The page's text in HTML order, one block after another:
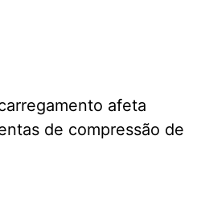
afeta
de compressão de